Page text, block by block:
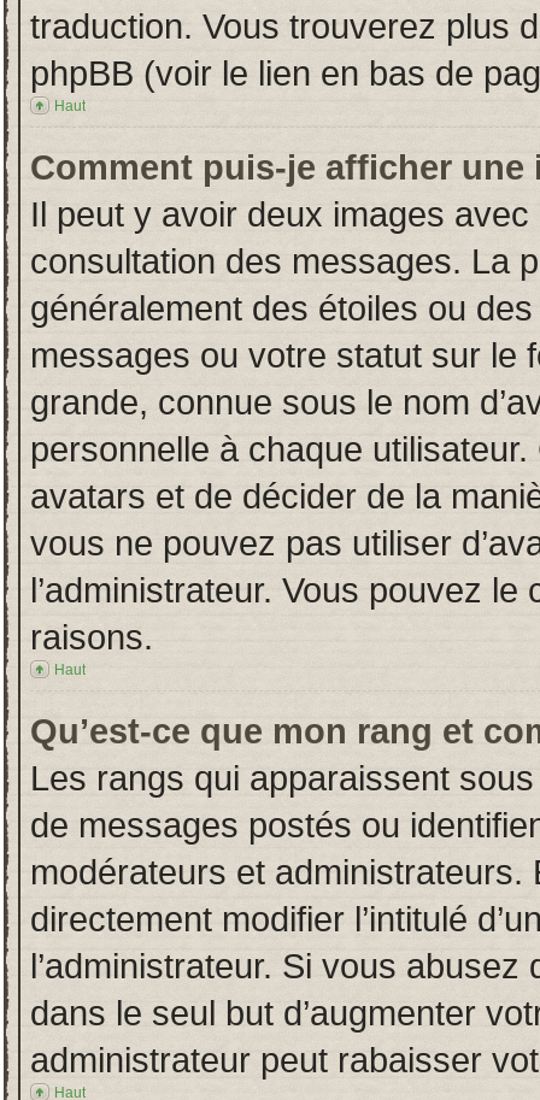
traduction. Vous trouverez plus
phpBB (voir le lien en bas de
Haut
Comment puis-je afficher une
Il peut y avoir deux images
consultation des messages. La
généralement des étoiles ou
messages ou votre statut sur le
grande, connue sous le nom
personnelle à chaque utilisateur.
avatars et de décider de la
vous ne pouvez pas utiliser
l’administrateur. Vous pouvez
raisons.
Haut
Qu’est-ce que mon rang et
Les rangs qui apparaissent
de messages postés ou
modérateurs et
directement modifier l’intitulé
l’administrateur. Si vous
dans le seul but d’augmenter
administrateur peut rabaisser
Haut